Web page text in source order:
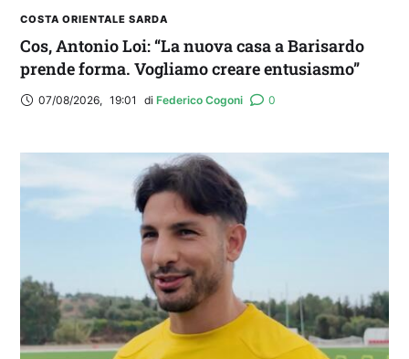
COSTA ORIENTALE SARDA
Cos, Antonio Loi: “La nuova casa a Barisardo
prende forma. Vogliamo creare entusiasmo”
07/08/2026, 19:01 di Federico Cogoni 0